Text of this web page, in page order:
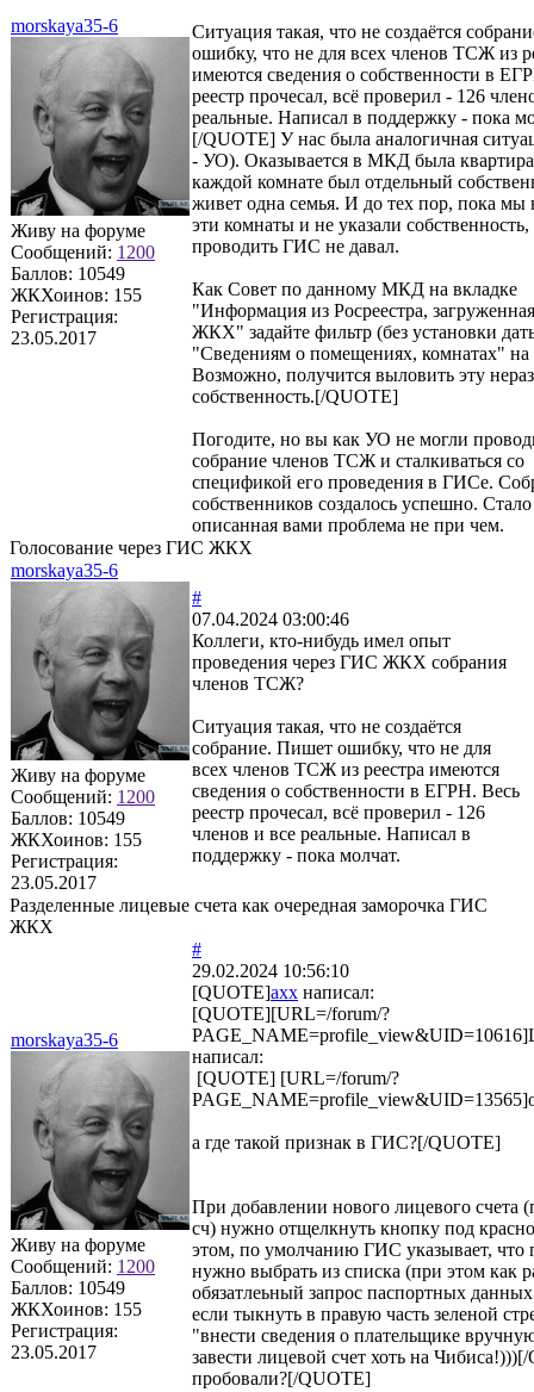
morskaya35-6
Живу на форуме
Сообщений: 1200
Баллов: 10549
ЖКХоинов: 155
Регистрация:
23.05.2017
Ситуация такая, что не создаётся
ошибку, что не для всех членов ТСЖ из
имеются сведения о собственности в
реестр прочесал, всё проверил - 126
реальные. Написал в поддержку - пока
[/QUOTE] У нас была аналогичная
- УО). Оказывается в МКД была
каждой комнате был отдельный
живет одна семья. И до тех пор, пока мы
эти комнаты и не указали
проводить ГИС не давал.
Как Совет по данному МКД на вкладке
"Информация из Росреестра,
ЖКХ" задайте фильтр (без установки
"Сведениям о помещениях, комнатах" на
Возможно, получится выловить эту
собственность.[/QUOTE]
Погодите, но вы как УО не могли
собрание членов ТСЖ и сталкиваться со
спецификой его проведения в ГИСе.
собственников создалось успешно.
описанная вами проблема не при чем.
Голосование через ГИС ЖКХ
morskaya35-6
Живу на форуме
Сообщений: 1200
Баллов: 10549
ЖКХоинов: 155
Регистрация:
23.05.2017
#
07.04.2024 03:00:46
Коллеги, кто-нибудь имел опыт
проведения через ГИС ЖКХ собрания
членов ТСЖ?
Ситуация такая, что не создаётся
собрание. Пишет ошибку, что не для
всех членов ТСЖ из реестра имеются
сведения о собственности в ЕГРН. Весь
реестр прочесал, всё проверил - 126
членов и все реальные. Написал в
поддержку - пока молчат.
Разделенные лицевые счета как очередная заморочка ГИС
ЖКХ
morskaya35-6
Живу на форуме
Сообщений: 1200
Баллов: 10549
ЖКХоинов: 155
Регистрация:
23.05.2017
#
29.02.2024 10:56:10
[QUOTE]axx написал:
[QUOTE][URL=/forum/?
написал:
[QUOTE] [URL=/forum/?
а где такой признак в ГИС?[/QUOTE]
При добавлении нового лицевого счета
сч) нужно отщелкнуть кнопку под
этом, по умолчанию ГИС указывает, что
нужно выбрать из списка (при этом как
обязатлеьный запрос паспортных
если тыкнуть в правую часть зеленой
"внести сведения о плательщике
завести лицевой счет хоть на
пробовали?[/QUOTE]